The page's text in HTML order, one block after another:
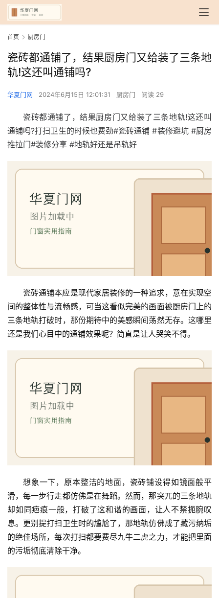
首页 厨房门
瓷砖都通铺了，结果厨房门又给装了三条地
轨!这还叫通铺吗?
华夏门网 2024年6月15日 12:01:31 厨房门 阅读 29
瓷砖都通铺了，结果厨房门又给装了三条地轨!这还叫
通铺吗?打扫卫生的时候也费劲#瓷砖通铺 #装修避坑 #厨房
推拉门#装修分享 #地轨好还是吊轨好
瓷砖通铺本应是现代家居装修的一种追求，意在实现空
间的整体性与流畅感，可当这看似完美的画面被厨房门上的
三条地轨打破时，那份期待中的美感瞬间荡然无存。这哪里
还是我们心目中的通铺效果呢？简直是让人哭笑不得。
想象一下，原本整洁的地面，瓷砖铺设得如镜面般平
滑，每一步行走都仿佛是在舞蹈。然而，那突兀的三条地轨
却如同疤痕一般，打破了这和谐的画面，让人不禁扼腕叹
息。更别提打扫卫生时的尴尬了，那地轨仿佛成了藏污纳垢
的绝佳场所，每次打扫都要费尽九牛二虎之力，才能把里面
的污垢彻底清除干净。